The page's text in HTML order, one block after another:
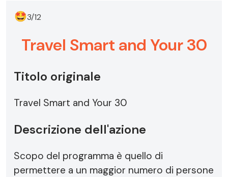
🤩3/12
Travel Smart and Your 30
Titolo originale
Travel Smart and Your 30
Descrizione dell'azione
Scopo del programma è quello di
permettere a un maggior numero di persone